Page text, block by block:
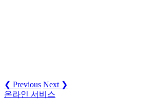
❮ Previous Next ❯
온라인 서비스